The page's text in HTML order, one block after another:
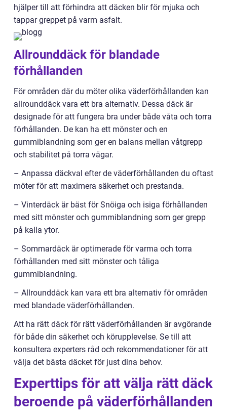
hjälper till att förhindra att däcken blir för mjuka och
tappar greppet på varm asfalt.
Allrounddäck för blandade
förhållanden
För områden där du möter olika väderförhållanden kan
allrounddäck vara ett bra alternativ. Dessa däck är
designade för att fungera bra under både våta och torra
förhållanden. De kan ha ett mönster och en
gummiblandning som ger en balans mellan våtgrepp
och stabilitet på torra vägar.
– Anpassa däckval efter de väderförhållanden du oftast
möter för att maximera säkerhet och prestanda.
– Vinterdäck är bäst för Snöiga och isiga förhållanden
med sitt mönster och gummiblandning som ger grepp
på kalla ytor.
– Sommardäck är optimerade för varma och torra
förhållanden med sitt mönster och tåliga
gummiblandning.
– Allrounddäck kan vara ett bra alternativ för områden
med blandade väderförhållanden.
Att ha rätt däck för rätt väderförhållanden är avgörande
för både din säkerhet och körupplevelse. Se till att
konsultera experters råd och rekommendationer för att
välja det bästa däcket för just dina behov.
Experttips för att välja rätt däck
beroende på väderförhållanden